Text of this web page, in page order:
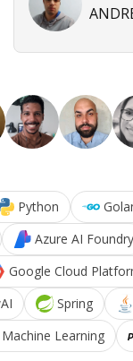
Python
Azure AI Foundry
Google Cloud
Spring
Machine Learning